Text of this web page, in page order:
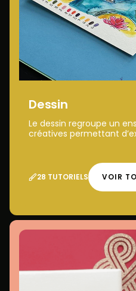
Dessin
Le dessin regroupe un
créatives permettant
28 TUTORIELS VOIR